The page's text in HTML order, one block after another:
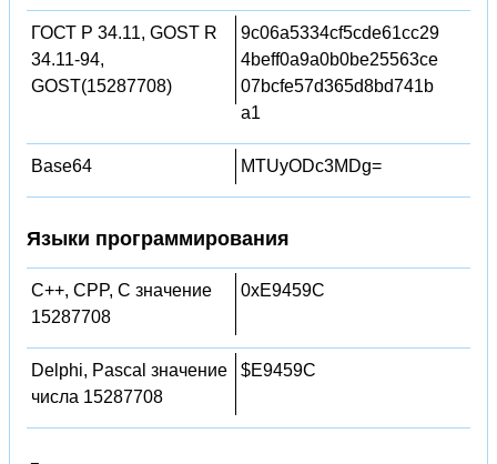
ГОСТ Р 34.11, GOST R
34.11-94,
GOST(15287708)
9c06a5334cf5cde61cc29
4beff0a9a0b0be25563ce
07bcfe57d365d8bd741b
a1
Base64 MTUyODc3MDg=
Языки программирования
C++, CPP, C значение
15287708
0xE9459C
Delphi, Pascal значение
числа 15287708
$E9459C